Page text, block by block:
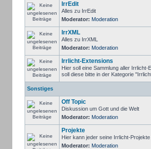
IrrEdit
Alles zu IrrEdit
Moderator: Moderation
IrrXML
Alles zu IrrXML
Moderator: Moderation
Irrlicht-Extensions
Hier soll eine Sammlung aller
soll diese bitte in der Kategorie
Sonstiges
Off Topic
Diskussion um Gott und die Welt
Moderator: Moderation
Projekte
Hier kann jeder seine Irrlicht-
Moderator: Moderation